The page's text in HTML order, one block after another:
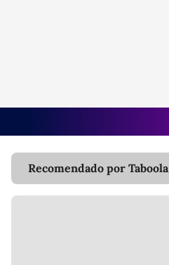
Recomendado por Taboola